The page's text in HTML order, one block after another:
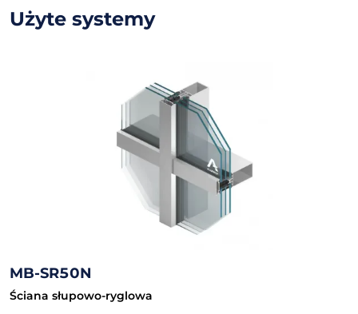
Użyte systemy
MB-SR50N
Ściana słupowo-ryglowa